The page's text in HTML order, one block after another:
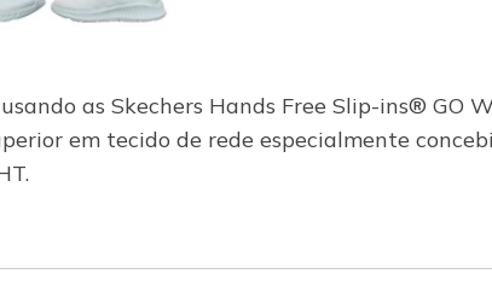
as Skechers Hands Free Slip-ins® GO
em tecido de rede especialmente